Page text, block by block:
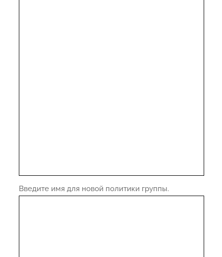
Введите имя для новой политики группы.